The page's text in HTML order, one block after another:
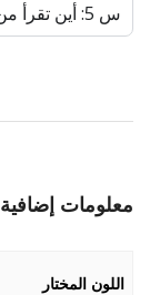
س 5: أين تقرأ من المصباح?
معلومات إضافية
اللون المختار